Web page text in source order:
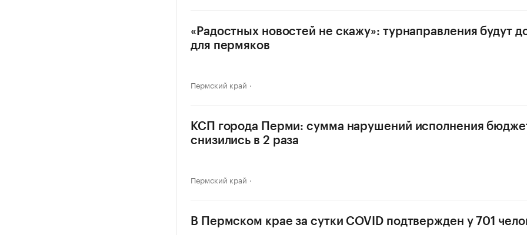
«Радостных новостей не скажу»: турнаправления будут
для пермяков
Пермский край
КСП города Перми: сумма нарушений исполнения
снизились в 2 раза
Пермский край
В Пермском крае за сутки COVID подтвержден у 701